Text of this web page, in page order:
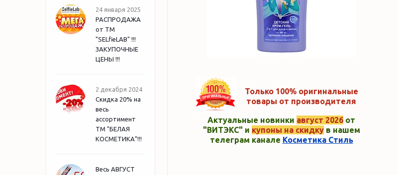
24 января 2025
РАСПРОДАЖА
от ТМ
"SELfieLAB" !!!
ЗАКУПОЧНЫЕ
ЦЕНЫ !!!
2 декабря 2024
Скидка 20% на
весь
ассортимент
ТМ "БЕЛАЯ
КОСМЕТИКА"!!!
Весь АВГУСТ
Только 100% оригинальные
товары от производителя
Актуальные новинки август 2026 от
"ВИТЭКС" и купоны на скидкув нашем
телеграм канале Косметика Стиль